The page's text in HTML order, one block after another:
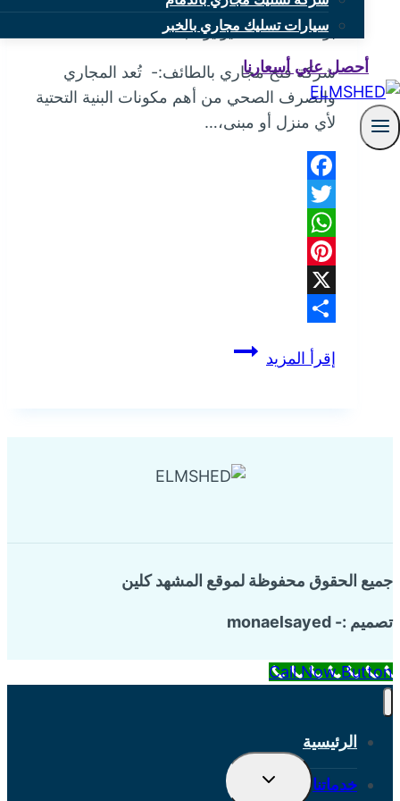
سيارات تسليك مجاري بالخبر
أحصل علي أسعارنا
بواسطةmona يوليو 8, 2025
شركة فتح مجاري بالطائف:- تُعد المجاري
والصرف الصحي من أهم مكونات البنية التحتية
لأي منزل أو مبنى،…
Facebook
Twitter
WhatsApp
Pinterest
X
إقرأ المزيد شركة
جميع الحقوق محفوظة لموقع المشهد كلين
تصميم :- monaelsayed
Call Now Button
الرئيسية
خدماتنا
تبديل
القائمة